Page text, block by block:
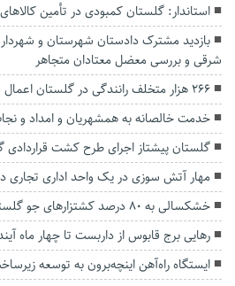
استاندار: گلستان کمبودی در تأمین
بازدید مشترک دادستان شهرستان و
شرقی و بررسی معضل معتادان متجاهر
۲۶۶ هزار متخلف رانندگی در گلستان اعمال قانون شدند
خدمت خالصانه به همشهریان و امداد و
گلستان پیشتاز اجرای طرح کشت
مهار آتش سوزی در یک واحد اداری تجاری
خشکسالی به ۸۰ درصد کشتزارهای جو گلستان خسارت زد
رهایی برج قابوس از داربست تا چهار ماه
ایستگاه راه‌آهن اینچه‌برون به توسعه